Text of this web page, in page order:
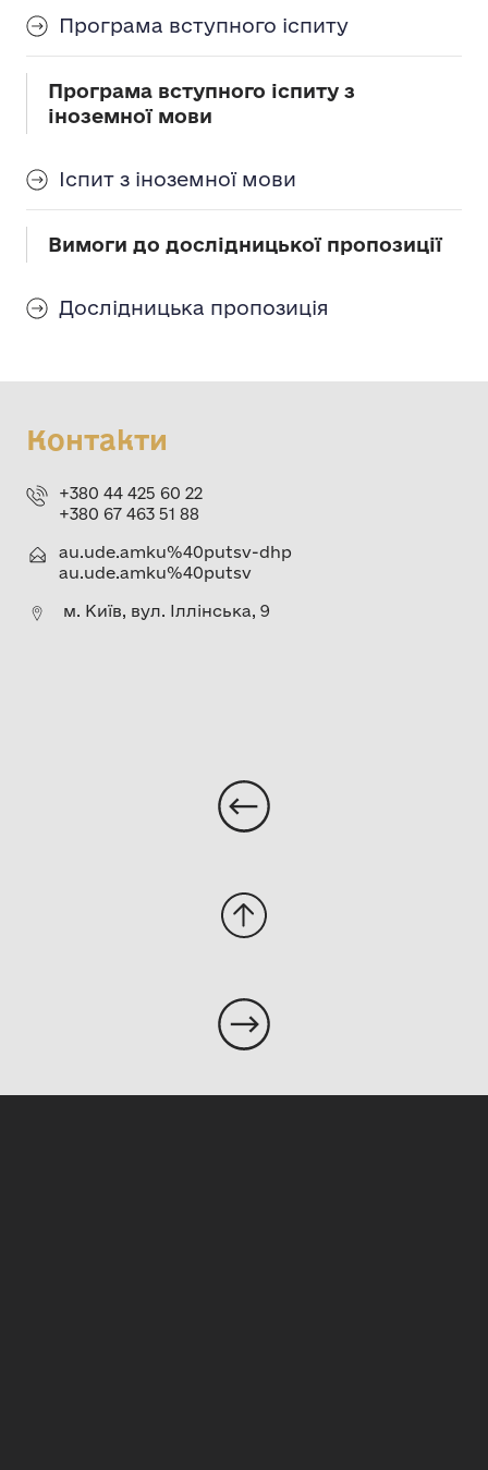
Програма вступного іспиту
Програма вступного іспиту з
іноземної мови
Іспит з іноземної мови
Вимоги до дослідницької пропозиції
Дослідницька пропозиція
Контакти
+380 44 425 60 22
+380 67 463 51 88
au.ude.amku%40putsv-dhp
au.ude.amku%40putsv
м. Київ, вул. Іллінська, 9